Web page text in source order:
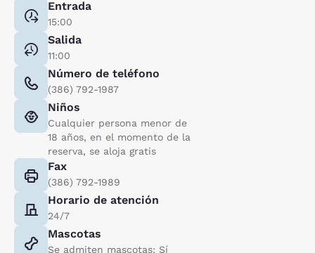
Entrada
15:00
Salida
11:00
Número de teléfono
(386) 792-1987
Niños
Cualquier persona menor de
18 años, en el momento de la
reserva, se aloja gratis
Fax
(386) 792-1989
Horario de atención
24/7
Mascotas
Se admiten mascotas: Sí